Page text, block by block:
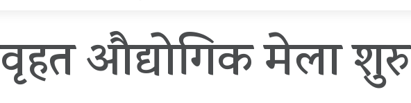
औद्योगिक मेला शुरु